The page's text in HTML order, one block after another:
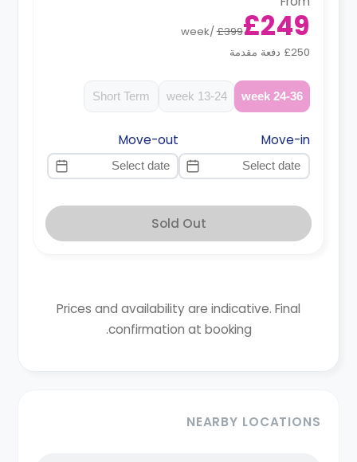
£249
£399
/
week
£250 دفعة مقدمة
24-36 week
13-24 week
Short Term
Move-in
Move-out
Sold Out
Prices and availability are indicative. Final
confirmation at booking.
NEARBY LOCATIONS